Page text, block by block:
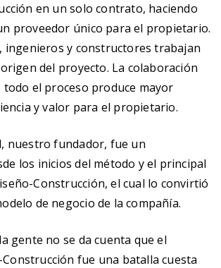
en un solo contrato, haciendo
proveedor único para el propietario.
ingenieros y constructores trabajan
del proyecto. La colaboración
el proceso produce mayor
y valor para el propietario.
nuestro fundador, fue un
los inicios del método y el principal
Construcción, el cual lo convirtió
de negocio de la compañía.
gente no se da cuenta que el
fue una batalla cuesta